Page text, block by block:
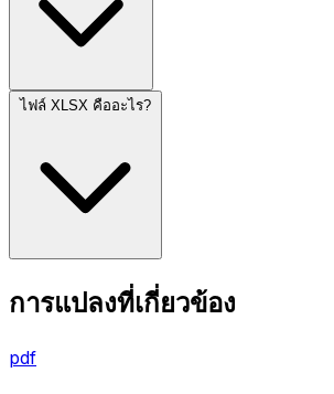
ไฟล์ XLSX คืออะไร?
การแปลงที่เกี่ยวข้อง
pdf